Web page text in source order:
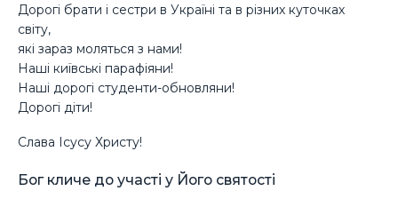
Дорогі брати і сестри в Україні та в різних куточках
світу,
які зараз моляться з нами!
Наші київські парафіяни!
Наші дорогі студенти-обновляни!
Дорогі діти!
Слава Ісусу Христу!
Бог кличе до участі у Його святості